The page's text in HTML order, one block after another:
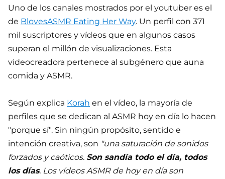
Uno de los canales mostrados por el youtuber es el
de BlovesASMR Eating Her Way. Un perfil con 371
mil suscriptores y vídeos que en algunos casos
superan el millón de visualizaciones. Esta
videocreadora pertenece al subgénero que auna
comida y ASMR.
Según explica Korah en el vídeo, la mayoría de
perfiles que se dedican al ASMR hoy en día lo hacen
"porque sí". Sin ningún propósito, sentido e
intención creativa, son "una saturación de sonidos
forzados y caóticos. Son sandía todo el día, todos
los días. Los vídeos ASMR de hoy en día son